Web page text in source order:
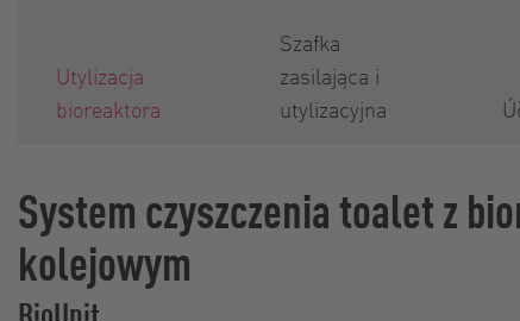
Utylizacja
bioreaktora
Szafka
zasilająca i
utylizacyjna
System czyszczenia toalet z
kolejowym